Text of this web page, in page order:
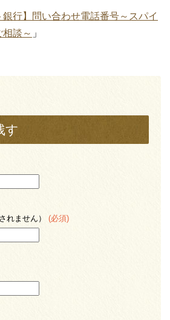
銀行】問い合わせ電話番号～スパイ
談～ 」
す
れません） (必須)